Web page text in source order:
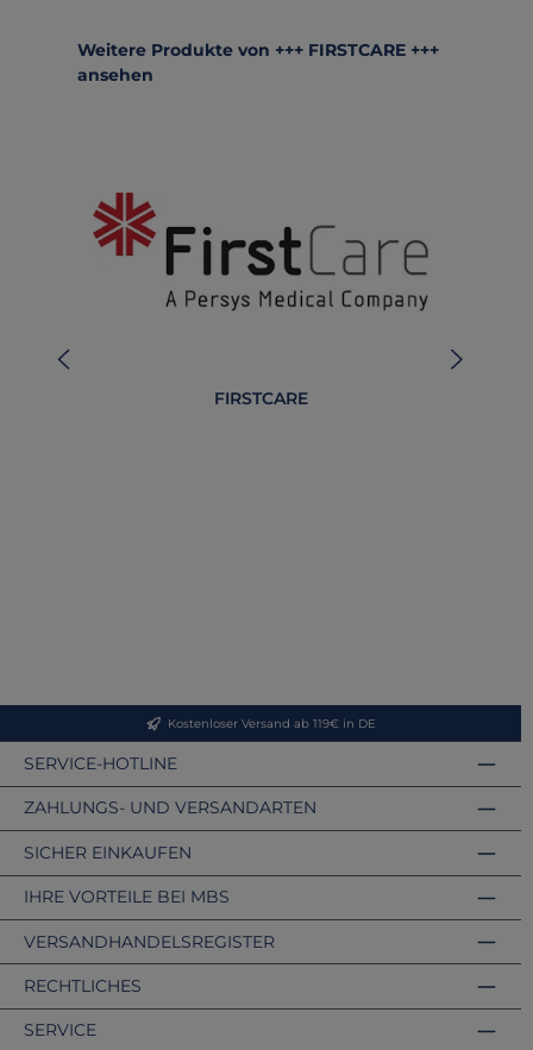
Produktgalerie überspringen
Weitere Produkte von +++ FIRSTCARE +++
ansehen
FIRSTCARE
Kostenloser Versand ab 119€ in DE
SERVICE-HOTLINE
ZAHLUNGS- UND VERSANDARTEN
VERSANDHANDELSREGISTER
SICHER EINKAUFEN
IHRE VORTEILE BEI MBS
RECHTLICHES
SERVICE